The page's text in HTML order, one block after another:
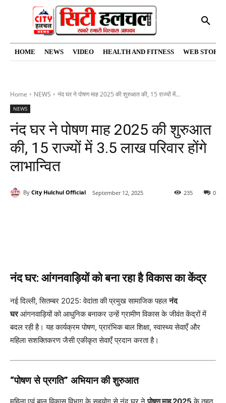
HOME NEWS VIDEO HEALTH AND FITNESS WEB
Home NEWS नंद घर ने पोषण माह 2025 की शुरुआत की, 15 राज्यों में...
NEWS
नंद घर ने पोषण माह 2025 की शुरुआत
की, 15 राज्यों में 3.5 लाख परिवार होंगे
लाभान्वित
By City Hulchul Official September 12, 2025 0
235
नंद घर: आंगनवाड़ियों को बना रहा है विकास का केंद्र
नई दिल्ली, सितम्बर 2025: वेदांता की प्रमुख सामाजिक पहलनंद
घरआंगनवाड़ियों को आधुनिक बनाकर उन्हें ग्रामीण विकास के जीवंत केंद्रों में
बदल रही है। यह कार्यक्रम पोषण, प्रारंभिक बाल शिक्षा, स्वास्थ्य सेवाएँ और
महिला सशक्तिकरण जैसी एकीकृत सेवाएँ प्रदान करता है।
“पोषण से प्रगति” अभियान की शुरुआत